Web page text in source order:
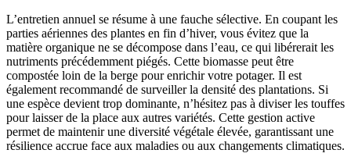
L’entretien annuel se résume à une fauche sélective. En coupant les
parties aériennes des plantes en fin d’hiver, vous évitez que la
matière organique ne se décompose dans l’eau, ce qui libérerait les
nutriments précédemment piégés. Cette biomasse peut être
compostée loin de la berge pour enrichir votre potager. Il est
également recommandé de surveiller la densité des plantations. Si
une espèce devient trop dominante, n’hésitez pas à diviser les touffes
pour laisser de la place aux autres variétés. Cette gestion active
permet de maintenir une diversité végétale élevée, garantissant une
résilience accrue face aux maladies ou aux changements climatiques.